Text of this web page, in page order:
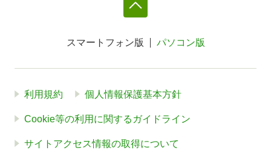
スマートフォン版 パソコン版
利用規約 個人情報保護基本方針
Cookie等の利用に関するガイドライン
サイトアクセス情報の取得について